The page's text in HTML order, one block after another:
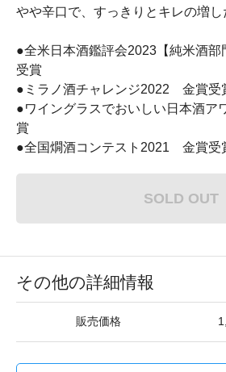
やや辛口で、すっきりとキレの増し
●全米日本酒鑑評会2023【純米酒部
受賞
●ミラノ酒チャレンジ2022 金賞受
●ワイングラスでおいしい日本酒
賞
●全国燗酒コンテスト2021 金賞受
SOLD OUT
その他の詳細情報
販売価格